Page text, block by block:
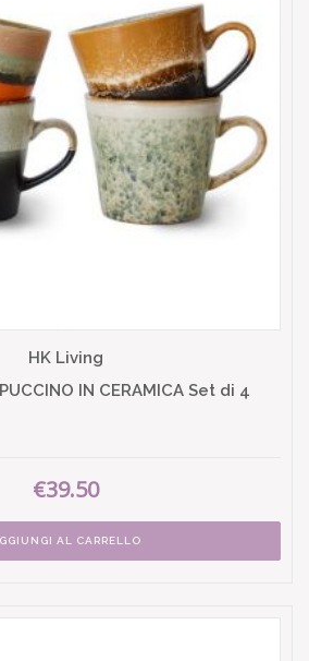
HK Living
IN CERAMICA Set di 4
€39.50
AL CARRELLO